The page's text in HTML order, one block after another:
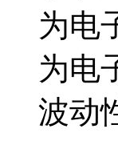
为电
为电
波动